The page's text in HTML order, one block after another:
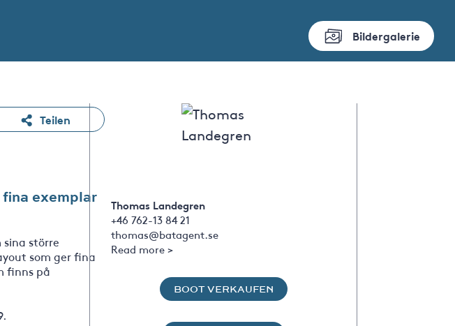
Bildergalerie
Teilen
exemplar
sina större
som ger fina
finns på
Thomas Landegren
+46 762-13 84 21
thomas@batagent.se
Read more >
BOOT VERKAUFEN